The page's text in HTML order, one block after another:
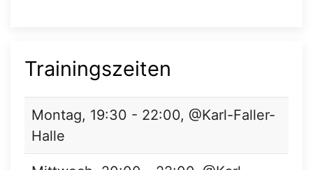
Trainingszeiten
Montag, 19:30 - 22:00, @Karl-Faller-
Halle